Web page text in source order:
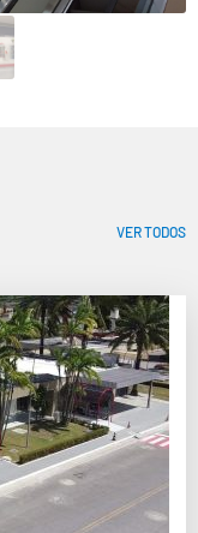
VER TODOS